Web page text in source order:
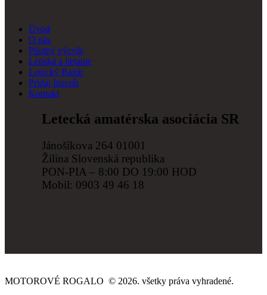
Úvod
O nás
Pilotný výcvik
Letiská a lietanie
Letecký Bazár
Pridaj Inzerát
Kontakt
Letecká amatérska asociácia SR
Jánošíkova 264 01001
Žilina Slovenská republika
PON-PIA – 8:00 DO 19:00 HOD
Mobil: 0903 49 46 18
MOTOROVÉ ROGALO © 2026. všetky práva vyhradené.